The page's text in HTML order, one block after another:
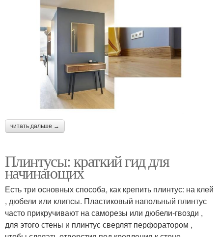
читать дальше →
Плинтусы: краткий гид для
начинающих
Есть три основных способа, как крепить плинтус: на клей
, дюбели или клипсы. Пластиковый напольный плинтус
часто прикручивают на саморезы или дюбели-гвозди ,
для этого стены и плинтус сверлят перфоратором ,